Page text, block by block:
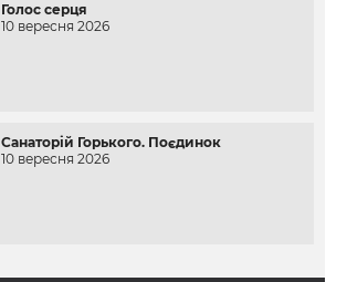
Голос серця
10 вересня 2026
Санаторій Горького. Поєдинок
10 вересня 2026